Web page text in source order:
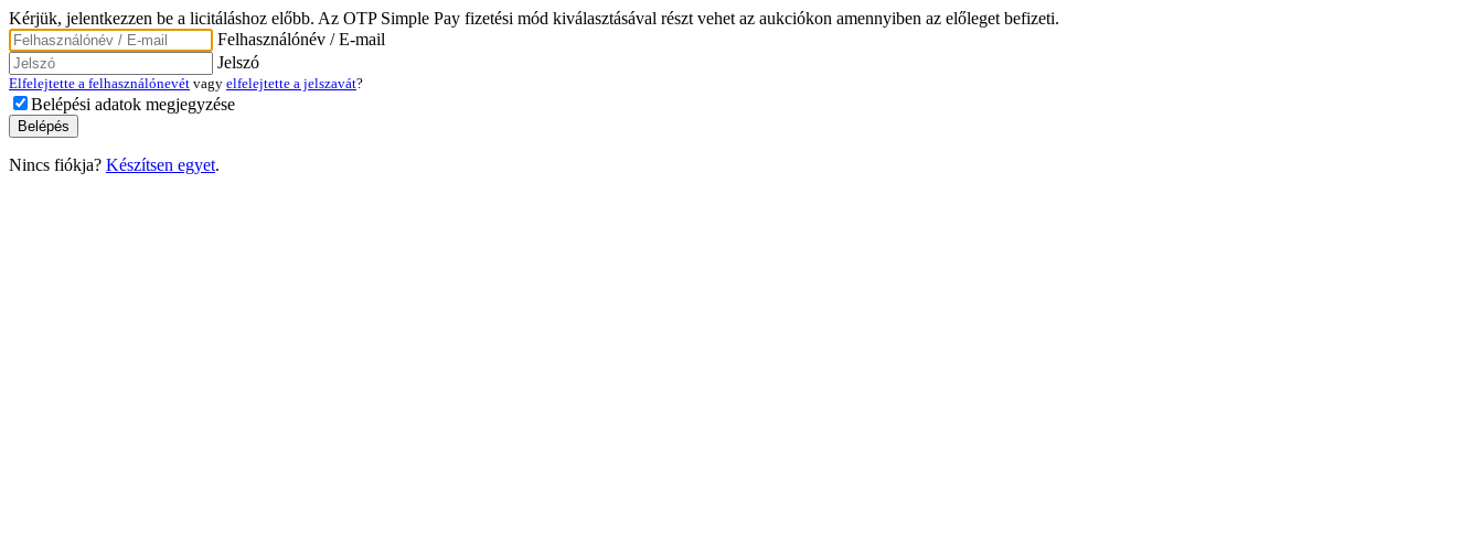
Kérjük, jelentkezzen be a licitáláshoz előbb. Az OTP Simple Pay fizetési mód kiválasztásával részt vehet az aukciókon amennyiben az előleget befizeti.
Felhasználónév / E-mail
Jelszó
Elfelejtette a felhasználónevét vagy elfelejtette a jelszavát?
Belépési adatok megjegyzése
Nincs fiókja? Készítsen egyet.